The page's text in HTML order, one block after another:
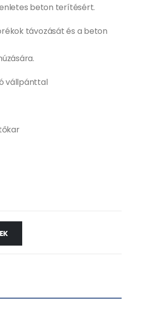
beton terítésért.
távozását és a beton
vállpánttal